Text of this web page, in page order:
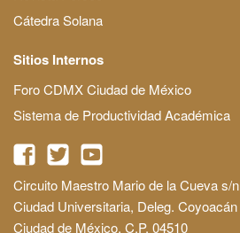
Cátedra Solana
Sitios Internos
Foro CDMX Ciudad de México
Sistema de Productividad Académica
Circuito Maestro Mario de la Cueva s/n
Ciudad Universitaria, Deleg. Coyoacán
Ciudad de México, C.P. 04510